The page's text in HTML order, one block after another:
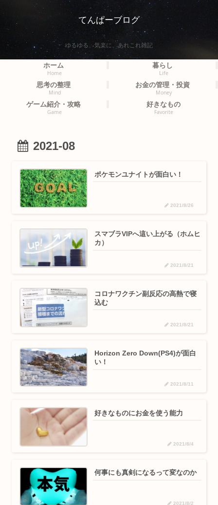
てんぱーブログ
ゆるゆる、気楽に、あれこれ雑記
ホーム
Home
暮らし
Life
思考の整理
Mind
お金の管理・投資
Money
ゲーム紹介・攻略
Game
好きなもの
Favorite
2021-08
ポケモンユナイトが面白い！
2021/8/26
スマブラVIPへ這い上がる（ホムヒ
カ）
2021/8/21
コロナワクチン副反応の高熱で寝
込む
2021/8/21
Horizon Zero Down(PS4)が面白
い！
2021/8/11
好きなものにお金を使う能力
2021/8/4
何事にも真剣になるって変なのか
2021/8/2